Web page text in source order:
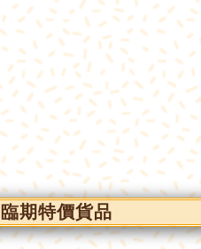
臨期特價貨品